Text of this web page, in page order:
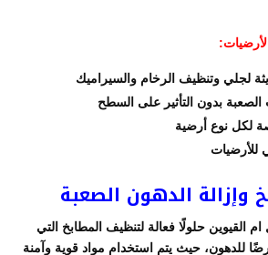
لجلي وتنظيف الرخام والسيراميك
الصعبة بدون التأثير على السطح
لكل نوع أرضية
للأرضيات
وإزالة الدهون الصعبة
القيوين حلولًا فعالة لتنظيف المطابخ التي
للدهون، حيث يتم استخدام مواد قوية وآمنة